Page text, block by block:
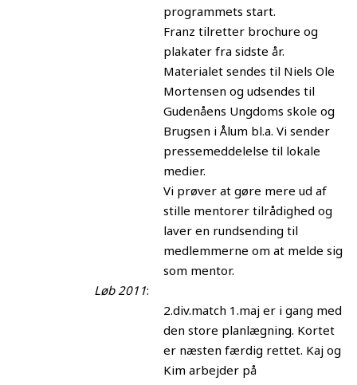
programmets start.
Franz tilretter brochure og
plakater fra sidste år.
Materialet sendes til Niels Ole
Mortensen og udsendes til
Gudenåens Ungdoms skole og
Brugsen i Ålum bl.a. Vi sender
pressemeddelelse til lokale
medier.
Vi prøver at gøre mere ud af
stille mentorer tilrådighed og
laver en rundsending til
medlemmerne om at melde sig
som mentor.
Løb 2011:
2.div.match 1.maj er i gang med
den store planlægning. Kortet
er næsten færdig rettet. Kaj og
Kim arbejder på